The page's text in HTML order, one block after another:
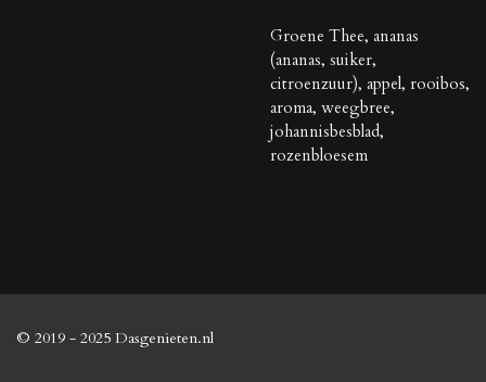
Groene Thee, ananas
(ananas, suiker,
citroenzuur), appel, rooibos,
aroma, weegbree,
johannisbesblad,
rozenbloesem
© 2019 - 2025 Dasgenieten.nl